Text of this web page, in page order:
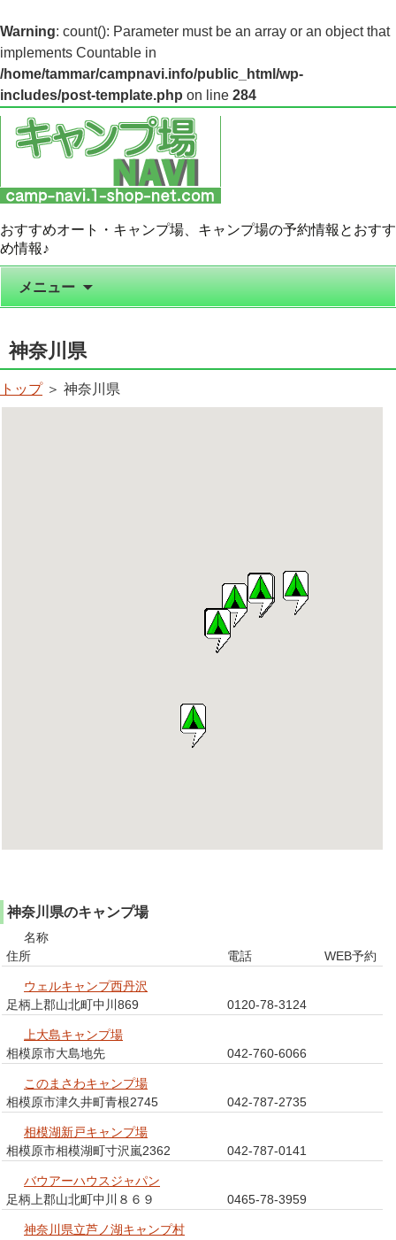
Warning: count(): Parameter must be an array or an object that
implements Countable in
/home/tammar/campnavi.info/public_html/wp-
includes/post-template.php on line 284
おすすめオート・キャンプ場、キャンプ場の予約情報とおすす
め情報♪
メニュー
神奈川県
トップ＞ 神奈川県
神奈川県のキャンプ場
名称
住所
電話 WEB予約
ウェルキャンプ西丹沢
足柄上郡山北町中川869
0120-78-3124
上大島キャンプ場
相模原市大島地先
042-760-6066
このまさわキャンプ場
相模原市津久井町青根2745
042-787-2735
相模湖新戸キャンプ場
相模原市相模湖町寸沢嵐2362
042-787-0141
バウアーハウスジャパン
足柄上郡山北町中川８６９
0465-78-3959
神奈川県立芦ノ湖キャンプ村